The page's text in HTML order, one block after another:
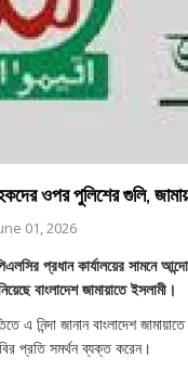
ওপর পুলিশের গুলি,
01, 2026
প্রধান কার্যালয়ের সামনে
বাংলাদেশ জামায়াতে ইসলামী।
এ নিন্দা জানান বাংলাদেশ
প্রতি সমর্থন ব্যক্ত করেন।